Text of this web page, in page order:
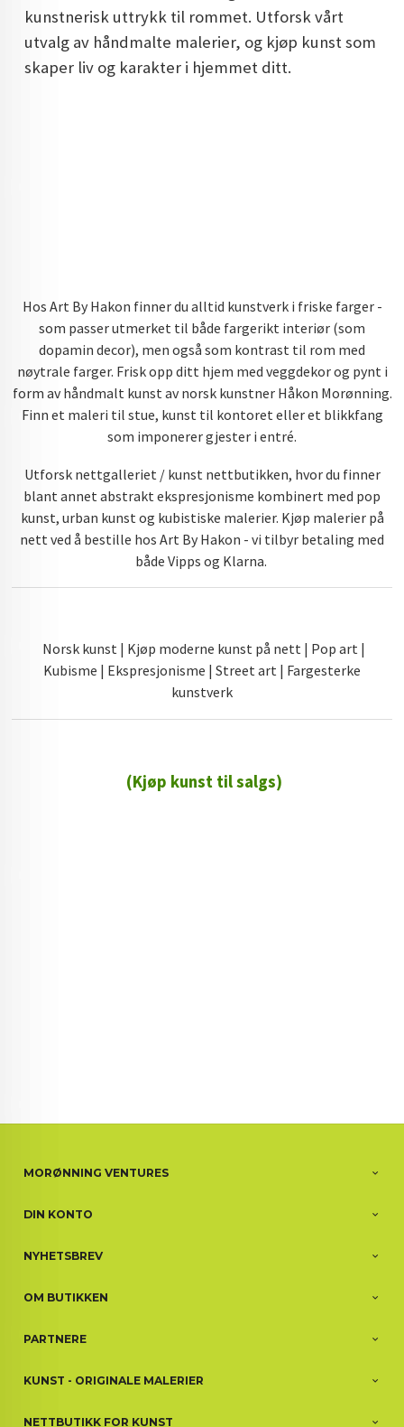
kunstnerisk uttrykk til rommet. Utforsk vårt
utvalg av håndmalte malerier, og kjøp kunst som
skaper liv og karakter i hjemmet ditt.
Hos Art By Hakon finner du alltid kunstverk i friske farger -
som passer utmerket til både fargerikt interiør (som
dopamin decor), men også som kontrast til rom med
nøytrale farger. Frisk opp ditt hjem med veggdekor og pynt i
form av håndmalt kunst av norsk kunstner Håkon Morønning.
Finn et maleri til stue, kunst til kontoret eller et blikkfang
som imponerer gjester i entré.
Utforsk nettgalleriet / kunst nettbutikken, hvor du finner
blant annet abstrakt ekspresjonisme kombinert med pop
kunst, urban kunst og kubistiske malerier. Kjøp malerier på
nett ved å bestille hos Art By Hakon - vi tilbyr betaling med
både Vipps og Klarna.
Norsk kunst | Kjøp moderne kunst på nett | Pop art |
Kubisme | Ekspresjonisme | Street art | Fargesterke
kunstverk
(Kjøp kunst til salgs)
MORØNNING VENTURES
DIN KONTO
NYHETSBREV
OM BUTIKKEN
PARTNERE
KUNST - ORIGINALE MALERIER
NETTBUTIKK FOR KUNST